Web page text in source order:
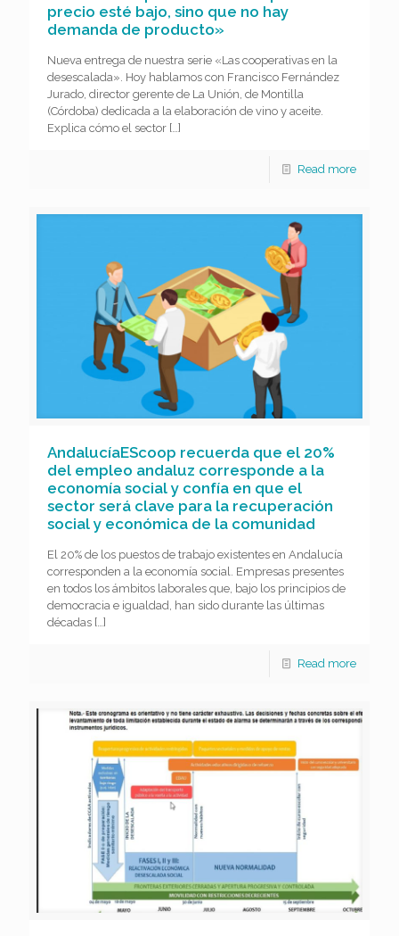
precio esté bajo, sino que no hay
demanda de producto»
Nueva entrega de nuestra serie «Las cooperativas en la
desescalada». Hoy hablamos con Francisco Fernández
Jurado, director gerente de La Unión, de Montilla
(Córdoba) dedicada a la elaboración de vino y aceite.
Explica cómo el sector […]
Read more
AndalucíaEScoop recuerda que el 20%
del empleo andaluz corresponde a la
economía social y confía en que el
sector será clave para la recuperación
social y económica de la comunidad
El 20% de los puestos de trabajo existentes en Andalucía
corresponden a la economía social. Empresas presentes
en todos los ámbitos laborales que, bajo los principios de
democracia e igualdad, han sido durante las últimas
décadas […]
Read more